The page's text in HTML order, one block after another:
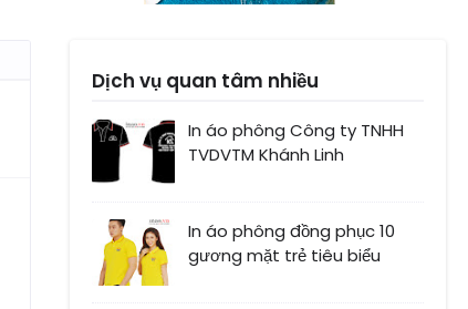
Dịch vụ quan tâm nhiều
In áo phông Công ty TNHH
TVDVTM Khánh Linh
In áo phông đồng phục 10
gương mặt trẻ tiêu biểu